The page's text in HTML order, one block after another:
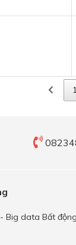
1
Big data Bất động